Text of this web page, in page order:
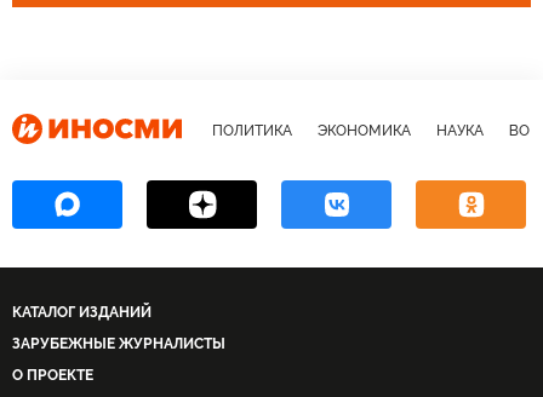
ПОЛИТИКА ЭКОНОМИКА НАУКА
КАТАЛОГ ИЗДАНИЙ
ЗАРУБЕЖНЫЕ ЖУРНАЛИСТЫ
О ПРОЕКТЕ